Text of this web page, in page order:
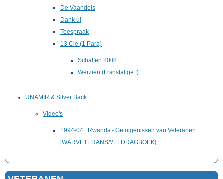
De Vaandels
Dank u!
Toespraak
13 Cie (1 Para)
Schaffen 2008
Werzien (Franstalige !)
UNAMIR & Silver Back
Video's
1994-04 : Rwanda - Getuigenissen van Veteranen
[WARVETERANS/VELDDAGBOEK]